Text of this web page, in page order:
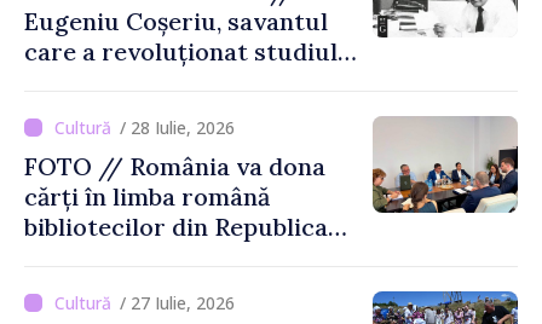
Eugeniu Coșeriu, savantul
care a revoluționat studiul
/ 28 Iulie, 2026
FOTO // România va dona
cărți în limba română
bibliotecilor din Republica
/ 27 Iulie, 2026